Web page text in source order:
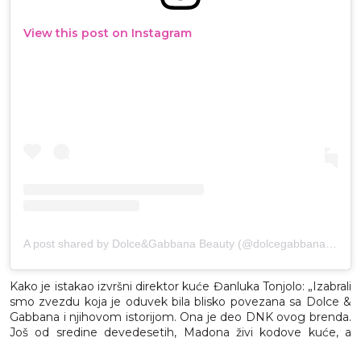
View this post on Instagram
Kako je istakao izvršni direktor kuće Đanluka Tonjolo: „Izabrali
smo zvezdu koja je oduvek bila blisko povezana sa Dolce &
Gabbana i njihovom istorijom. Ona je deo DNK ovog brenda.
Još od sredine devedesetih, Madona živi kodove kuće, a